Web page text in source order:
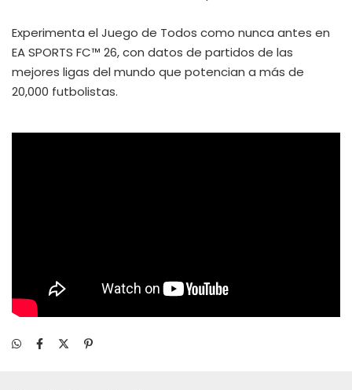
Experimenta el Juego de Todos como nunca antes en
EA SPORTS FC™ 26, con datos de partidos de las
mejores ligas del mundo que potencian a más de
20,000 futbolistas.